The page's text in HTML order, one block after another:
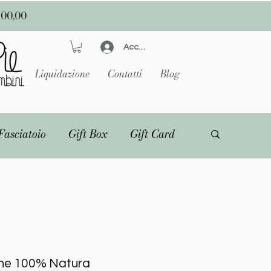
Accedi
Liquidazione Contatti Blog
Gift Box Gift Card
100% Natura